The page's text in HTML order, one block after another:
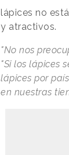
lápices no
y atractivos.
"No nos
"Si los lápices
lápices por
en nuestras